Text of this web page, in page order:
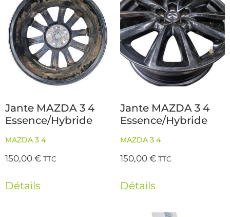
Jante MAZDA 3 4
Essence/Hybride
MAZDA 3 4
150,00€ TTC
Détails
Jante MAZDA 3 4
Essence/Hybride
MAZDA 3 4
150,00€ TTC
Détails